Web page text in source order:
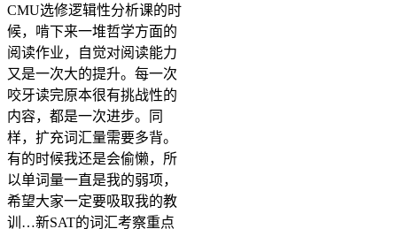
CMU选修逻辑性分析课的时
候，啃下来一堆哲学方面的
阅读作业，自觉对阅读能力
又是一次大的提升。每一次
咬牙读完原本很有挑战性的
内容，都是一次进步。同
样，扩充词汇量需要多背。
有的时候我还是会偷懒，所
以单词量一直是我的弱项，
希望大家一定要吸取我的教
训…新SAT的词汇考察重点